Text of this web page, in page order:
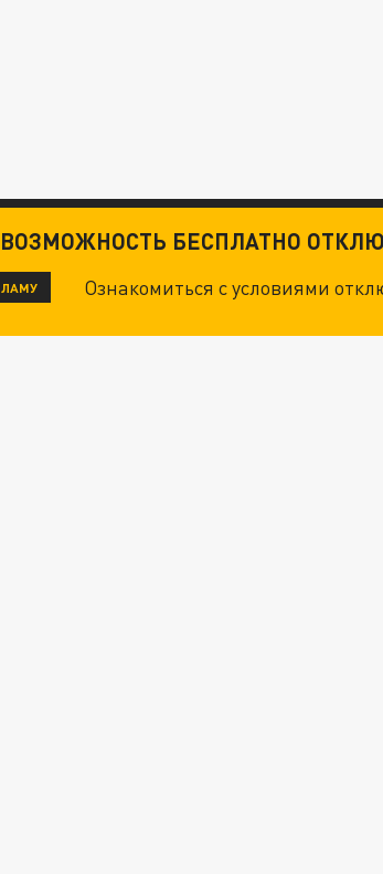
ВОЗМОЖНОСТЬ БЕСПЛАТНО
Ознакомиться с условиями